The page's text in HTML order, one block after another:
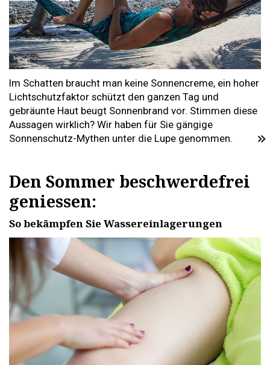
Im Schatten braucht man keine Sonnencreme, ein hoher
Lichtschutzfaktor schützt den ganzen Tag und
gebräunte Haut beugt Sonnenbrand vor. Stimmen diese
Aussagen wirklich? Wir haben für Sie gängige
Sonnenschutz-Mythen unter die Lupe genommen.
Den Sommer beschwerdefrei
geniessen:
So bekämpfen Sie Wassereinlagerungen